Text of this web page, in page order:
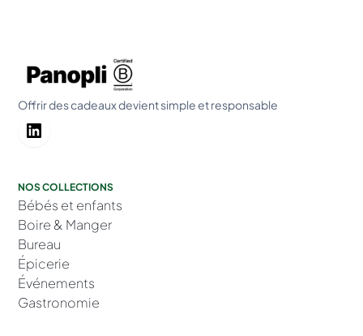
Offrir des cadeaux devient simple et responsable
NOS COLLECTIONS
Bébés et enfants
Boire & Manger
Bureau
Épicerie
Événements
Gastronomie